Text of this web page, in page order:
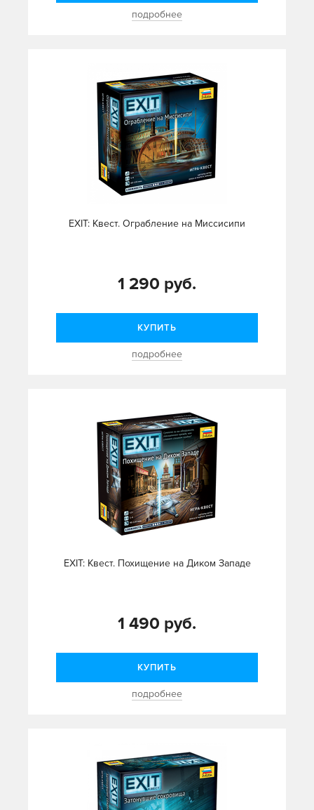
подробнее
EXIT: Квест. Ограбление на Миссисипи
1 290 руб.
КУПИТЬ
подробнее
EXIT: Квест. Похищение на Диком Западе
1 490 руб.
КУПИТЬ
подробнее